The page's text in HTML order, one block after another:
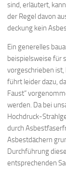
sind, erläutert,
der Regel davon
deckung kein
Ein generelles
beispielsweise für
vorgeschrieben ist,
führt leider dazu,
Faust“
werden. Da bei
Hochdruck-
durch
Asbestdächern
Durch­füh­rung
entsprechenden